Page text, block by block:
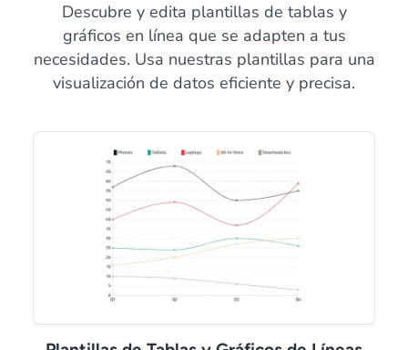
Descubre y edita plantillas de tablas y
gráficos en línea que se adapten a tus
necesidades. Usa nuestras plantillas para una
visualización de datos eficiente y precisa.